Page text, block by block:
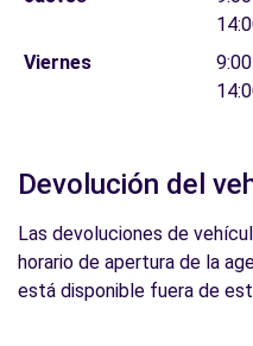
Viernes
Devolución del
Las devoluciones de
horario de apertura de la
está disponible fuera de